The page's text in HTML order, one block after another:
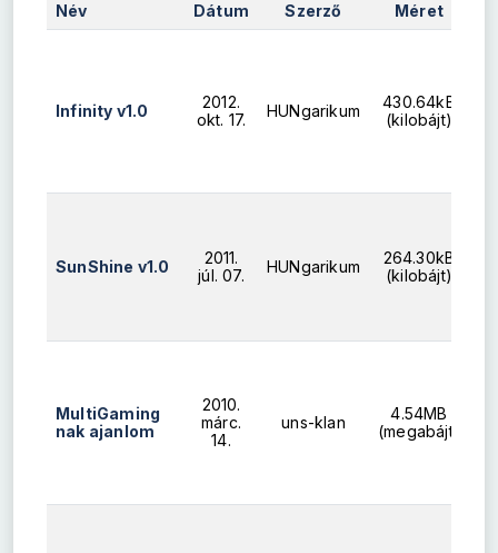
Név Dátum Szerző Méret
Infinity v1.0
2012.
okt. 17.
HUNgarikum
430.64kB
(kilobájt)
SunShine v1.0
2011.
júl. 07.
HUNgarikum
264.30kB
(kilobájt)
MultiGaming
nak ajanlom
2010.
márc.
14.
uns-klan
4.54MB
(megabájt)